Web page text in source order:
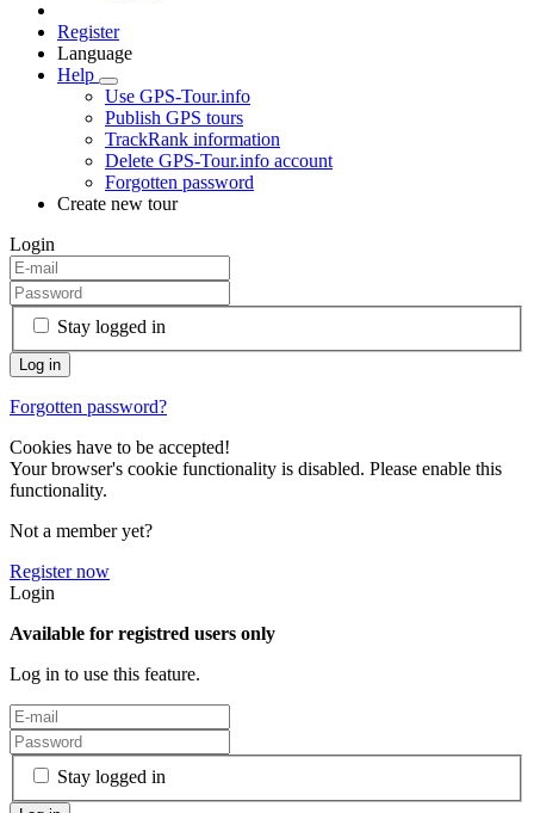
Register
Language
Help
Use GPS-Tour.info
Publish GPS tours
TrackRank information
Delete GPS-Tour.info account
Forgotten password
Create new tour
Login
Stay logged in
Forgotten password?
Cookies have to be accepted!
Your browser's cookie functionality is disabled. Please enable this
functionality.
Not a member yet?
Register now
Login
Available for registred users only
Log in to use this feature.
Stay logged in